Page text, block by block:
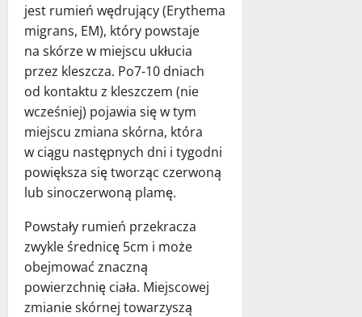
jest rumień wędrujący (Erythema
migrans, EM), który powstaje
na skórze w miejscu ukłucia
przez kleszcza. Po7-10 dniach
od kontaktu z kleszczem (nie
wcześniej) pojawia się w tym
miejscu zmiana skórna, która
w ciągu następnych dni i tygodni
powiększa się tworząc czerwoną
lub sinoczerwoną plamę.
Powstały rumień przekracza
zwykle średnicę 5cm i może
obejmować znaczną
powierzchnię ciała. Miejscowej
zmianie skórnej towarzyszą